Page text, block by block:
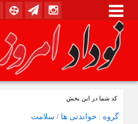
کد شما در این بخش
گروه : خواندنی ها / سلامت